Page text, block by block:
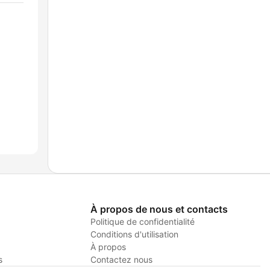
À propos de nous et contacts
Politique de confidentialité
Conditions d'utilisation
À propos
Contactez nous